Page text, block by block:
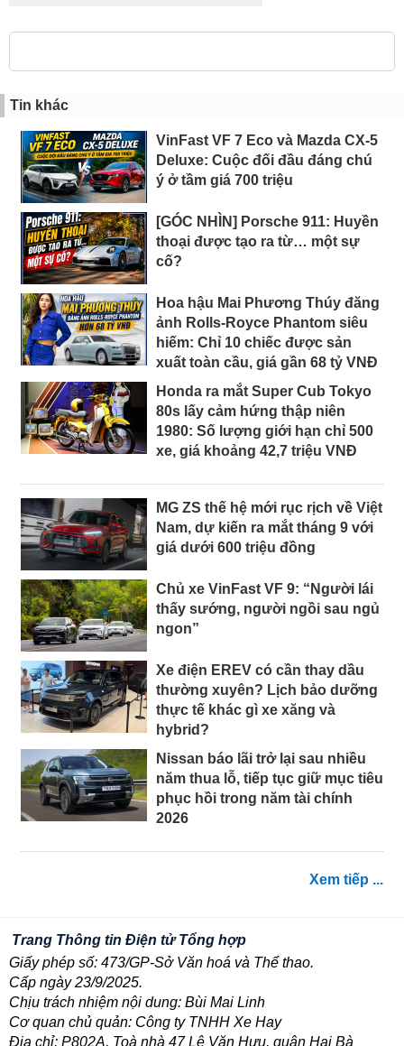
Tin khác
VinFast VF 7 Eco và Mazda CX-5
Deluxe: Cuộc đối đầu đáng chú
ý ở tầm giá 700 triệu
[GÓC NHÌN] Porsche 911: Huyền
thoại được tạo ra từ… một sự
cố?
Hoa hậu Mai Phương Thúy đăng
ảnh Rolls-Royce Phantom siêu
hiếm: Chỉ 10 chiếc được sản
xuất toàn cầu, giá gần 68 tỷ VNĐ
Honda ra mắt Super Cub Tokyo
80s lấy cảm hứng thập niên
1980: Số lượng giới hạn chỉ 500
xe, giá khoảng 42,7 triệu VNĐ
MG ZS thế hệ mới rục rịch về Việt
Nam, dự kiến ra mắt tháng 9 với
giá dưới 600 triệu đồng
Chủ xe VinFast VF 9: “Người lái
thấy sướng, người ngồi sau ngủ
ngon”
Xe điện EREV có cần thay dầu
thường xuyên? Lịch bảo dưỡng
thực tế khác gì xe xăng và
hybrid?
Nissan báo lãi trở lại sau nhiều
năm thua lỗ, tiếp tục giữ mục tiêu
phục hồi trong năm tài chính
2026
Xem tiếp ...
Trang Thông tin Điện tử Tổng hợp
Giấy phép số: 473/GP-Sở Văn hoá và Thể thao.
Cấp ngày 23/9/2025.
Chịu trách nhiệm nội dung: Bùi Mai Linh
Cơ quan chủ quản: Công ty TNHH Xe Hay
Địa chỉ: P802A, Toà nhà 47 Lê Văn Hưu, quận Hai Bà